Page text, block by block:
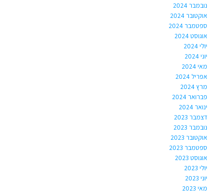
נובמבר 2024
אוקטובר 2024
ספטמבר 2024
אוגוסט 2024
יולי 2024
יוני 2024
מאי 2024
אפריל 2024
מרץ 2024
פברואר 2024
ינואר 2024
דצמבר 2023
נובמבר 2023
אוקטובר 2023
ספטמבר 2023
אוגוסט 2023
יולי 2023
יוני 2023
מאי 2023